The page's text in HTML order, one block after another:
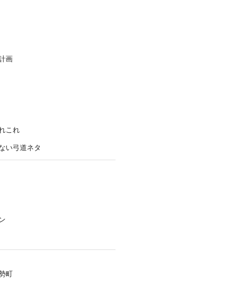
画
これ
い弓道ネタ
町